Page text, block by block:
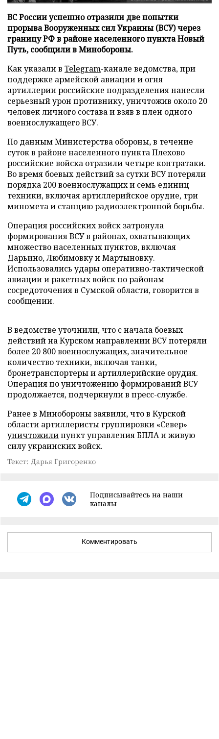
ВС России успешно отразили две попытки
прорыва Вооруженных сил Украины (ВСУ) через
границу РФ в районе населенного пункта Новый
Путь, сообщили в Минобороны.
Как указали в Telegram-канале ведомства, при
поддержке армейской авиации и огня
артиллерии российские подразделения нанесли
серьезный урон противнику, уничтожив около 20
человек личного состава и взяв в плен одного
военнослужащего ВСУ.
По данным Министерства обороны, в течение
суток в районе населенного пункта Плехово
российские войска отразили четыре контратаки.
Во время боевых действий за сутки ВСУ потеряли
порядка 200 военнослужащих и семь единиц
техники, включая артиллерийское орудие, три
миномета и станцию радиоэлектронной борьбы.
Операция российских войск затронула
формирования ВСУ в районах, охватывающих
множество населенных пунктов, включая
Дарьино, Любимовку и Мартыновку.
Использовались удары оперативно-тактической
авиации и ракетных войск по районам
сосредоточения в Сумской области, говорится в
сообщении.
В ведомстве уточнили, что с начала боевых
действий на Курском направлении ВСУ потеряли
более 20 800 военнослужащих, значительное
количество техники, включая танки,
бронетранспортеры и артиллерийские орудия.
Операция по уничтожению формирований ВСУ
продолжается, подчеркнули в пресс-службе.
Ранее в Минобороны заявили, что в Курской
области артиллеристы группировки «Север»
уничтожилипункт управления БПЛА и живую
силу украинских войск.
Текст: Дарья Григоренко
Подписывайтесь на наши
каналы
Комментировать